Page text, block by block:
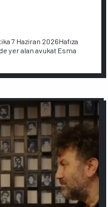
7 Haziran 2026Hafıza
yer alan avukat Esma